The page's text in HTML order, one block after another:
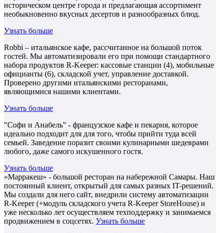
историческом центре города и предлагающая ассортимент
необыкновенно вкусных десертов и разнообразных блюд.
Узнать больше
Robbi – итальянское кафе, рассчитанное на большой поток
гостей. Мы автоматизировали его при помощи стандартного
набора продуктов R-Keeper: кассовые станции (4), мобильные
официанты (6), складской учет, управление доставкой.
Проверено другими итальянскими ресторанами,
являющимися нашими клиентами.
Узнать больше
"Софи и Анабель" - французское кафе и пекарня, которое
идеально подходит для для того, чтобы прийти туда всей
семьей. Заведение поразит своими кулинарными шедеврами
любого, даже самого искушенного гостя.
Узнать больше
«Марракеш» - большой ресторан на набережной Самары. Наш
постоянный клиент, открытый для самых разных IT-решений.
Мы создали для него сайт, внедрили систему автоматизации
R-Keeper (+модуль складского учета R-Keeper StoreHouse) и
уже несколько лет осуществляем техподдержку и занимаемся
продвижением в соцсетях. Узнать больше